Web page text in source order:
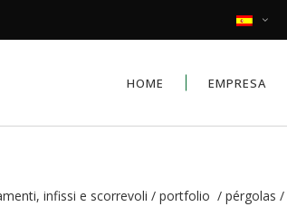
HOME EMPRESA
infissi e scorrevoli / portfolio / pérgolas /